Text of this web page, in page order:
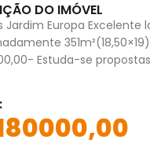
DO IMÓVEL
Jardim Europa
Estuda-se